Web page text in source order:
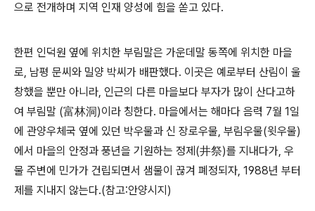
으로 전개하며 지역 인재 양성에 힘을 쏟고 있다.
한편 인덕원 옆에 위치한 부림말은 가운데말 동쪽에 위치한 마을
로, 남평 문씨와 밀양 박씨가 배판했다. 이곳은 예로부터 산림이 울
창했을 뿐만 아니라, 인근의 다른 마을보다 부자가 많이 산다고하
여 부림말 (富林洞)이라 칭한다. 마을에서는 해마다 음력 7월 1일
에 관양우체국 옆에 있던 박우물과 신 장로우물, 부림우물(윗우물)
에서 마을의 안정과 풍년을 기원하는 정제 (井祭)를 지내다가, 우
물 주변에 민가가 건립되면서 샘물이 끊겨 폐정되자, 1988년 부터
제를 지내지 않는다.(참고:안양시지 )